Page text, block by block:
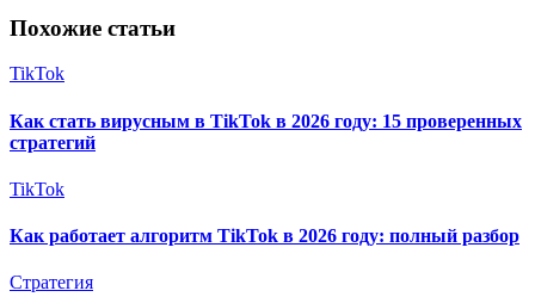
Похожие статьи
TikTok
Как стать вирусным в TikTok в 2026 году: 15 проверенных
стратегий
TikTok
Как работает алгоритм TikTok в 2026 году: полный разбор
Стратегия